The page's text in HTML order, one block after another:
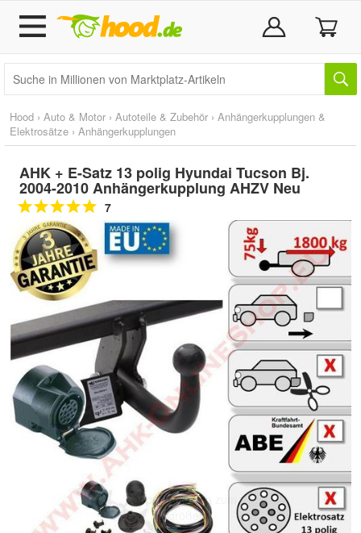
Hood › Auto & Motor › Autoteile & Zubehör › Anhängerkupplungen &
Elektrosätze › Anhängerkupplungen
AHK + E-Satz 13 polig Hyundai Tucson Bj.
2004-2010 Anhängerkupplung AHZV Neu
7
Doppelt antippen zum
vergrößern